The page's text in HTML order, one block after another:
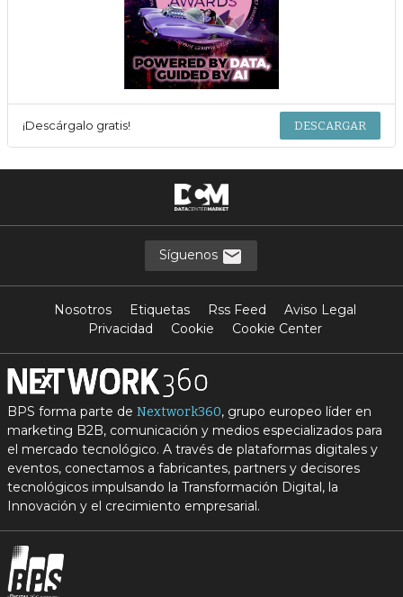
¡Descárgalo gratis! DESCARGAR
Síguenos
Nosotros Etiquetas Rss Feed
Aviso Legal
Privacidad
Cookie Cookie Center
BPS forma parte de Nextwork360, grupo europeo líder en
marketing B2B, comunicación y medios especializados para
el mercado tecnológico. A través de plataformas digitales y
eventos, conectamos a fabricantes, partners y decisores
tecnológicos impulsando la Transformación Digital, la
Innovación y el crecimiento empresarial.